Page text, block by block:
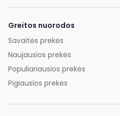
Greitos nuorodos
Savaitės prekės
Naujausios prekės
Populiariausios prekės
Pigiausios prekės